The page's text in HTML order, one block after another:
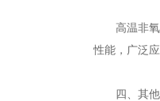
高温非氧
性能，广泛
四、其他